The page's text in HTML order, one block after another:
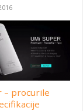
– procurile